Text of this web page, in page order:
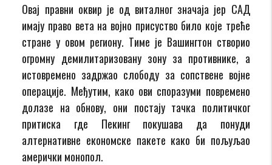
Овај правни оквир је од виталног значаја јер САД
имају право вета на војно присуство било које треће
стране у овом региону. Тиме је Вашингтон створио
огромну демилитаризовану зону за противнике, а
истовремено задржао слободу за сопствене војне
операције. Међутим, како ови споразуми повремено
долазе на обнову, они постају тачка политичког
притиска где Пекинг покушава да понуди
алтернативне економске пакете како би пољуљао
амерички монопол.